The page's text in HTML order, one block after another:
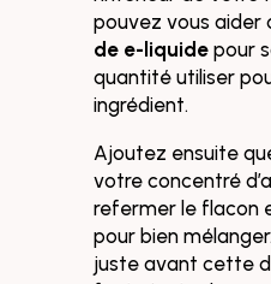
pouvez vous aider
de e-liquidepour
quantité utiliser
ingrédient.
Ajoutez ensuite
votre concentré
refermer le flacon
pour bien
juste avant cette